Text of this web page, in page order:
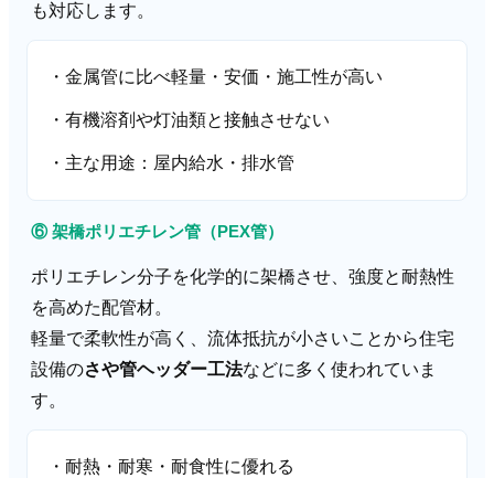
も対応します。
・金属管に比べ軽量・安価・施工性が高い
・有機溶剤や灯油類と接触させない
・主な用途：屋内給水・排水管
⑥ 架橋ポリエチレン管（PEX管）
ポリエチレン分子を化学的に架橋させ、強度と耐熱性
を高めた配管材。
軽量で柔軟性が高く、流体抵抗が小さいことから住宅
設備のさや管ヘッダー工法などに多く使われていま
す。
・耐熱・耐寒・耐食性に優れる